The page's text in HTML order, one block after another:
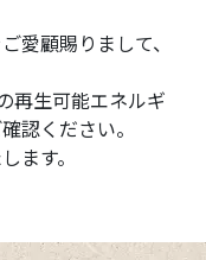
愛顧賜りまして、
再生可能エネルギ
認ください。
ます。